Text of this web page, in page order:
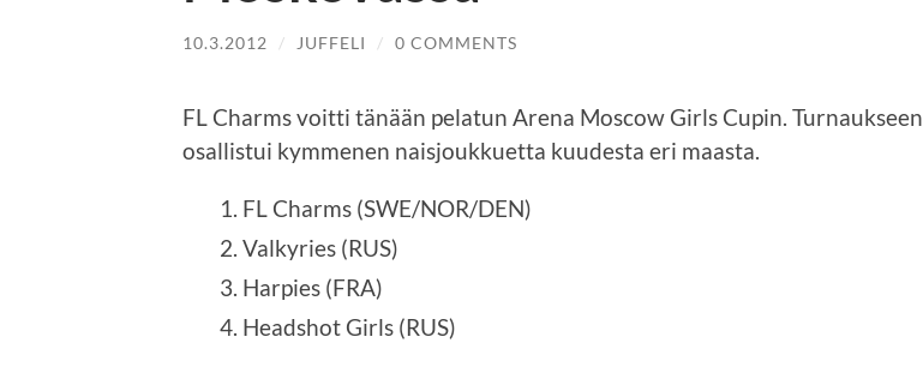
10.3.2012 / JUFFELI / 0 COMMENTS
FL Charms voitti tänään pelatun Arena Moscow Girls Cupin. Turnaukseen
osallistui kymmenen naisjoukkuetta kuudesta eri maasta.
FL Charms (SWE/NOR/DEN)
Valkyries (RUS)
Harpies (FRA)
Headshot Girls (RUS)